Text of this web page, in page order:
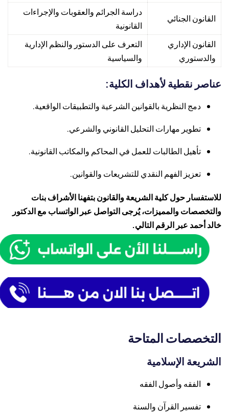
القانون الجنائي
دراسة الجرائم والعقوبات والإجراءات
القانونية
القانون الإداري
والدستوري
التعرف على الدستور والنظم الإدارية
والسياسية
عناصر نقطية لأهداف الكلية:
دمج النظرية بالقوانين الشرعية والتطبيقات الواقعية.
تطوير مهارات التحليل القانوني والشرعي.
تأهيل الطالبات للعمل في المحاكم والمكاتب القانونية.
تعزيز الفهم النقدي للتشريعات والقوانين.
للاستفسار حول كلية الشريعة والقانون بتفهنا الأشراف بنات
والتخصصات والمميزات، يُرجى التواصل عبر الواتساب مع الدكتور
خالد أحمد عبر الرقم التالي.
التخصصات المتاحة
الشريعة الإسلامية
الفقه وأصول الفقه
تفسير القرآن والسنة